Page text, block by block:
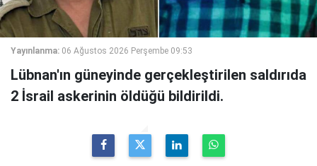
Yayınlanma: 06 Ağustos 2026 Perşembe 09:53
Lübnan'ın güneyinde gerçekleştirilen saldırıda
2 İsrail askerinin öldüğü bildirildi.